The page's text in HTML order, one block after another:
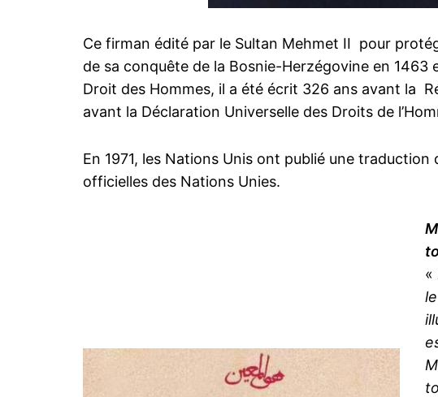
Ce firman édité par le Sultan Mehmet II pour
de sa conquête de la Bosnie-Herzégovine en 1463
Droit des Hommes, il a été écrit 326 ans avant la
avant la Déclaration Universelle des Droits de
En 1971, les Nations Unis ont publié une
officielles des Nations Unies.
«